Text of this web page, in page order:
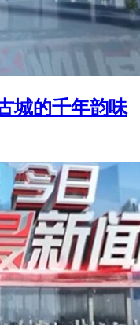
城的千年韵味